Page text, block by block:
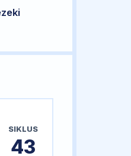
SIKLUS
43